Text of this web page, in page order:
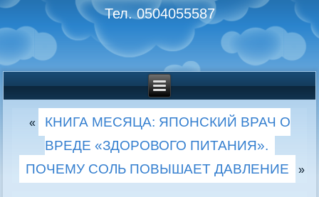
Тел. 0504055587
«
КНИГА МЕСЯЦА: ЯПОНСКИЙ ВРАЧ О
ВРЕДЕ «ЗДОРОВОГО ПИТАНИЯ».
ПОЧЕМУ СОЛЬ ПОВЫШАЕТ ДАВЛЕНИЕ
»